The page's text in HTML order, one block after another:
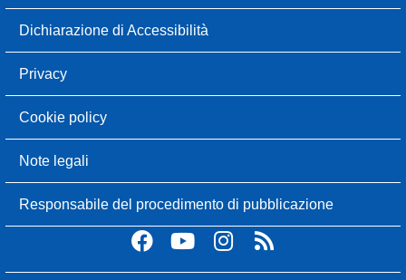
Dichiarazione di Accessibilità
Privacy
Cookie policy
Note legali
Responsabile del procedimento di pubblicazione